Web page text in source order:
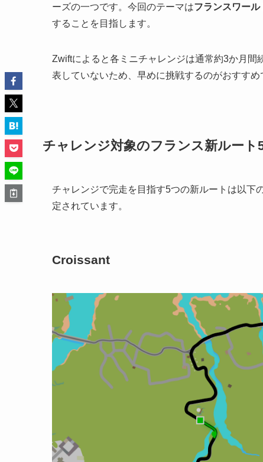
ーズの一つです。今回のテーマはフランスワール
することを目指します。
Zwiftによると各ミニチャレンジは通常約3か月
表していないため、早めに挑戦するのがおすすめ
チャレンジ対象のフランス新ルート
チャレンジで完走を目指す5つの新ルートは以下
定されています。
Croissant